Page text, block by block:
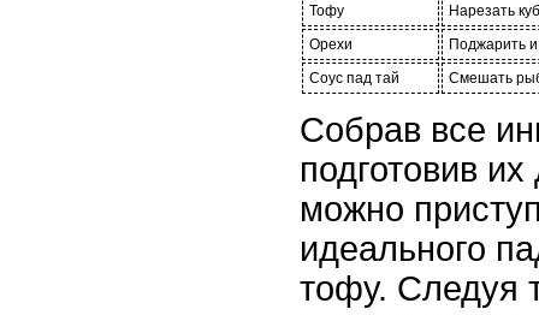
Тофу
Нарезать
Орехи
Поджарить
Соус пад тай
Смешать
Собрав все
подготовив
можно
идеального
тофу. Следуя